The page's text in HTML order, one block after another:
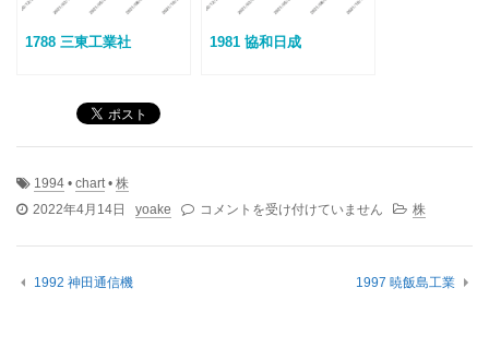
1788 三東工業社 1981 協和日成
1994 • chart • 株
2022年4月14日
yoake
1994
橋
コメントを受け付けていません 株
1992 神田通信機 1997 暁飯島工業